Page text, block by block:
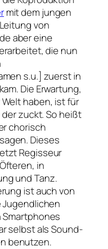
mit dem jungen
von
aber eine
die nun
s.u.] zuerst in
Die Erwartung,
haben, ist für
zuckt. So heißt
chorisch
Dieses
Regisseur
in
und Tanz.
ist auch von
Jugendlichen
selbst als Sound-
benutzen.